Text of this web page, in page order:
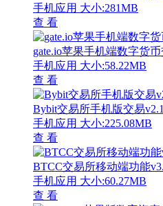
手机应用 大小:281MB
查 看
gate.io苹果手机端数字货
手机应用 大小:58.22MB
查 看
Bybit交易所手机版交易
手机应用 大小:225.08MB
查 看
BTCC交易所移动端功能
手机应用 大小:60.27MB
查 看